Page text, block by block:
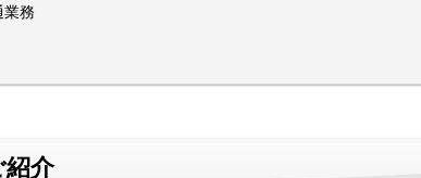
業務
介